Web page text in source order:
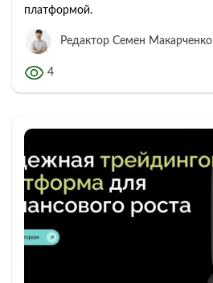
платформой.
Редактор Семен Макарченко
4